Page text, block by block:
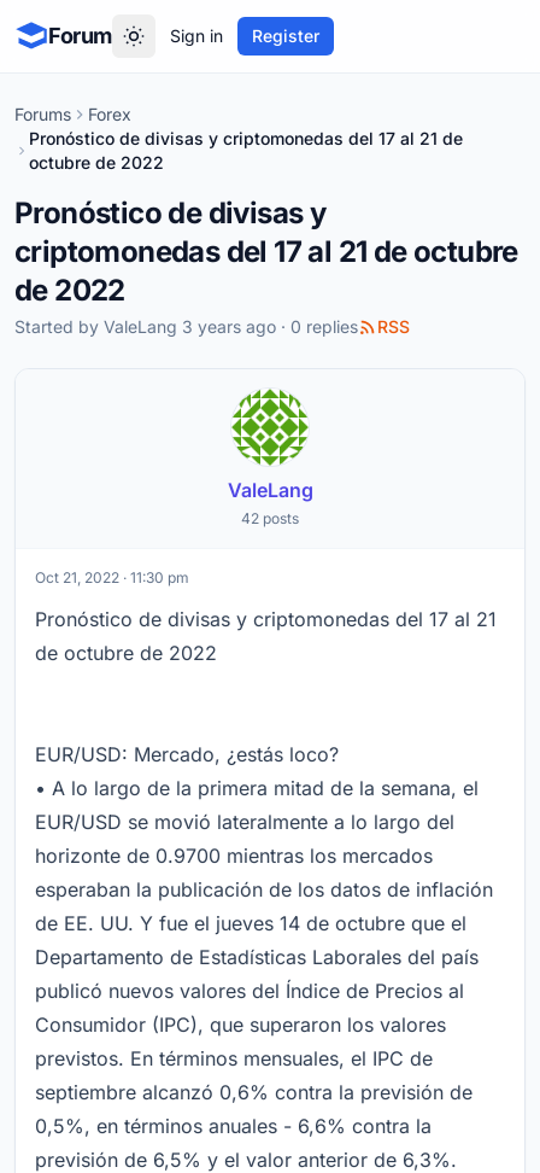
Forum Sign in Register
Forums
Forex
Pronóstico de divisas y criptomonedas del 17 al 21 de
octubre de 2022
Pronóstico de divisas y
criptomonedas del 17 al 21 de octubre
de 2022
Started by ValeLang 3 years ago · 0 replies RSS
ValeLang
42 posts
Oct 21, 2022 · 11:30 pm
Pronóstico de divisas y criptomonedas del 17 al 21
de octubre de 2022
EUR/USD: Mercado, ¿estás loco?
• A lo largo de la primera mitad de la semana, el
EUR/USD se movió lateralmente a lo largo del
horizonte de 0.9700 mientras los mercados
esperaban la publicación de los datos de inflación
de EE. UU. Y fue el jueves 14 de octubre que el
Departamento de Estadísticas Laborales del país
publicó nuevos valores del Índice de Precios al
Consumidor (IPC), que superaron los valores
previstos. En términos mensuales, el IPC de
septiembre alcanzó 0,6% contra la previsión de
0,5%, en términos anuales - 6,6% contra la
previsión de 6,5% y el valor anterior de 6,3%.